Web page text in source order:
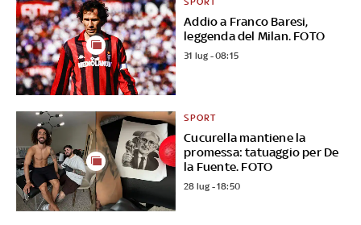
Addio a Franco Baresi,
leggenda del Milan. FOTO
31 lug - 08:15
Cucurella mantiene la
promessa: tatuaggio per De
la Fuente. FOTO
SPORT
28 lug - 18:50